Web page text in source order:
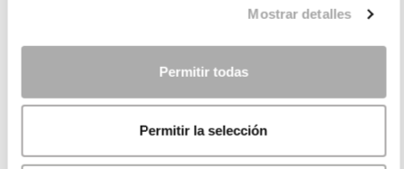
Mostrar detalles
Permitir todas
Permitir la selección